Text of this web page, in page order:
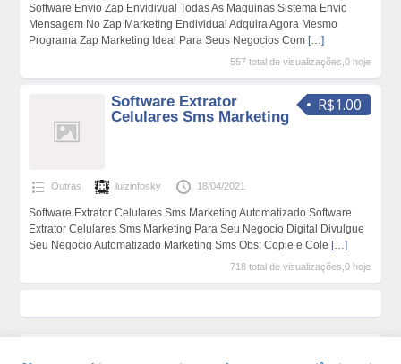
Software Envio Zap Envidivual Todas As Maquinas Sistema Envio
Mensagem No Zap Marketing Endividual Adquira Agora Mesmo
Programa Zap Marketing Ideal Para Seus Negocios Com […]
557 total de visualizações,0 hoje
R$1.00
Software Extrator
Celulares Sms Marketing
Outras luizinfosky 18/04/2021
Software Extrator Celulares Sms Marketing Automatizado Software
Extrator Celulares Sms Marketing Para Seu Negocio Digital Divulgue
Seu Negocio Automatizado Marketing Sms Obs: Copie e Cole […]
718 total de visualizações,0 hoje